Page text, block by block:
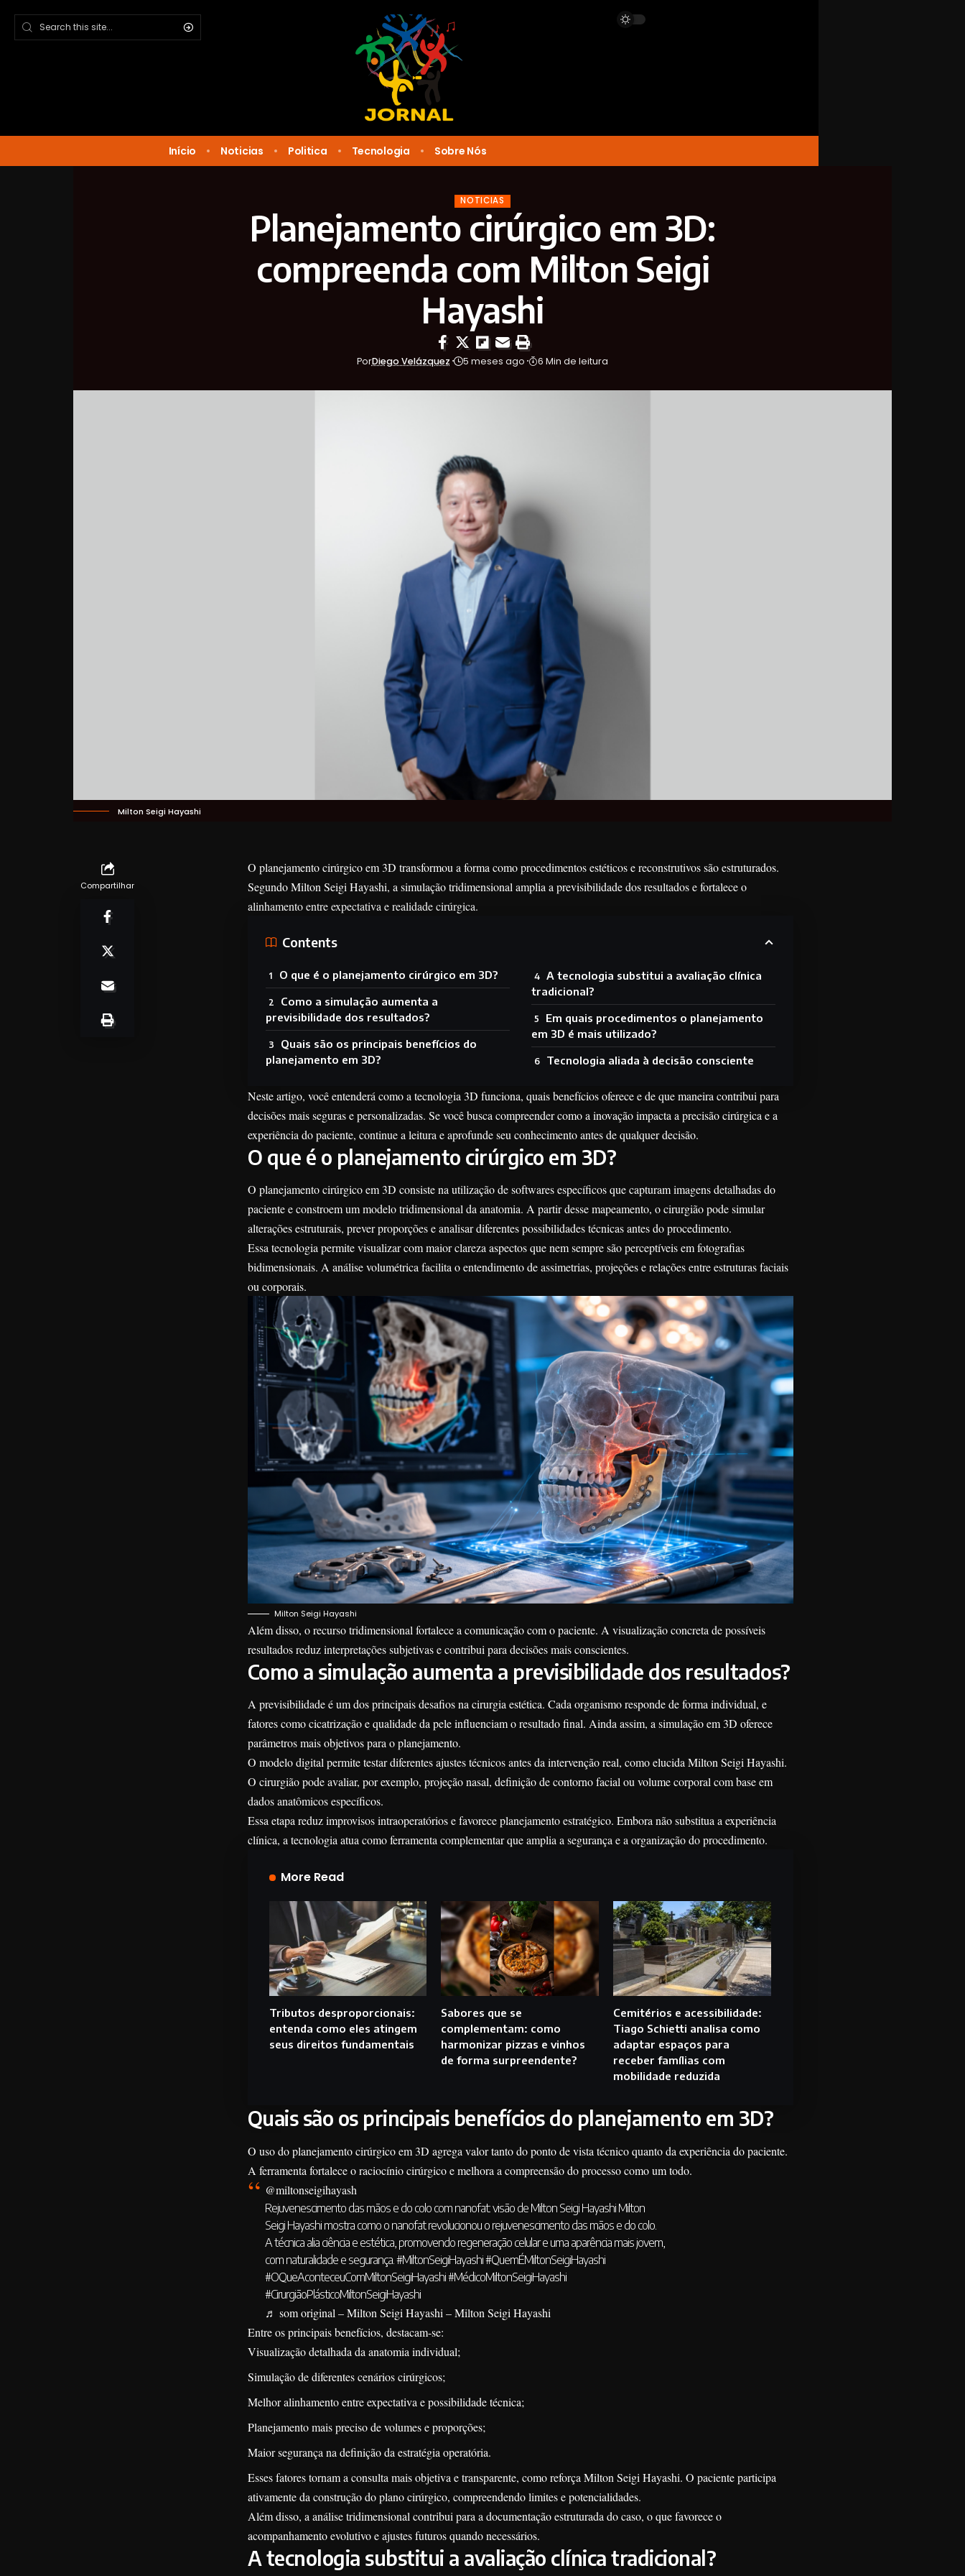
Início Noticias Politica Tecnologia Sobre Nós
NOTICIAS
Planejamento cirúrgico em 3D:
compreenda com Milton Seigi
Hayashi
PorDiego Velázquez 5 meses ago 6 Min de leitura
Milton Seigi Hayashi
Compartilhar
O planejamento cirúrgico em 3D transformou a forma como procedimentos estéticos e reconstrutivos são estruturados.
Segundo Milton Seigi Hayashi, a simulação tridimensional amplia a previsibilidade dos resultados e fortalece o
alinhamento entre expectativa e realidade cirúrgica.
Contents
O que é o planejamento cirúrgico em 3D?
Como a simulação aumenta a
previsibilidade dos resultados?
Quais são os principais benefícios do
planejamento em 3D?
A tecnologia substitui a avaliação clínica
tradicional?
Em quais procedimentos o planejamento
em 3D é mais utilizado?
Tecnologia aliada à decisão consciente
Neste artigo, você entenderá como a tecnologia 3D funciona, quais benefícios oferece e de que maneira contribui para
decisões mais seguras e personalizadas. Se você busca compreender como a inovação impacta a precisão cirúrgica e a
experiência do paciente, continue a leitura e aprofunde seu conhecimento antes de qualquer decisão.
O que é o planejamento cirúrgico em 3D?
O planejamento cirúrgico em 3D consiste na utilização de softwares específicos que capturam imagens detalhadas do
paciente e constroem um modelo tridimensional da anatomia. A partir desse mapeamento, o cirurgião pode simular
alterações estruturais, prever proporções e analisar diferentes possibilidades técnicas antes do procedimento.
Essa tecnologia permite visualizar com maior clareza aspectos que nem sempre são perceptíveis em fotografias
bidimensionais. A análise volumétrica facilita o entendimento de assimetrias, projeções e relações entre estruturas faciais
ou corporais.
Milton Seigi Hayashi
Além disso, o recurso tridimensional fortalece a comunicação com o paciente. A visualização concreta de possíveis
resultados reduz interpretações subjetivas e contribui para decisões mais conscientes.
Como a simulação aumenta a previsibilidade dos resultados?
A previsibilidade é um dos principais desafios na cirurgia estética. Cada organismo responde de forma individual, e
fatores como cicatrização e qualidade da pele influenciam o resultado final. Ainda assim, a simulação em 3D oferece
parâmetros mais objetivos para o planejamento.
O modelo digital permite testar diferentes ajustes técnicos antes da intervenção real, como elucida Milton Seigi Hayashi.
O cirurgião pode avaliar, por exemplo, projeção nasal, definição de contorno facial ou volume corporal com base em
dados anatômicos específicos.
Essa etapa reduz improvisos intraoperatórios e favorece planejamento estratégico. Embora não substitua a experiência
clínica, a tecnologia atua como ferramenta complementar que amplia a segurança e a organização do procedimento.
More Read
Tributos desproporcionais:
entenda como eles atingem
seus direitos fundamentais
Sabores que se
complementam: como
harmonizar pizzas e vinhos
de forma surpreendente?
Cemitérios e acessibilidade:
Tiago Schietti analisa como
adaptar espaços para
receber famílias com
mobilidade reduzida
Quais são os principais benefícios do planejamento em 3D?
O uso do planejamento cirúrgico em 3D agrega valor tanto do ponto de vista técnico quanto da experiência do paciente.
A ferramenta fortalece o raciocínio cirúrgico e melhora a compreensão do processo como um todo.
@miltonseigihayash
Rejuvenescimento das mãos e do colo com nanofat: visão de Milton Seigi Hayashi Milton
Seigi Hayashi mostra como o nanofat revolucionou o rejuvenescimento das mãos e do colo.
A técnica alia ciência e estética, promovendo regeneração celular e uma aparência mais jovem,
com naturalidade e segurança. #MiltonSeigiHayashi#QuemÉMiltonSeigiHayashi
#OQueAconteceuComMiltonSeigiHayashi#MédicoMiltonSeigiHayashi
#CirurgiãoPlásticoMiltonSeigiHayashi
♬ som original – Milton Seigi Hayashi – Milton Seigi Hayashi
Entre os principais benefícios, destacam-se:
Visualização detalhada da anatomia individual;
Simulação de diferentes cenários cirúrgicos;
Melhor alinhamento entre expectativa e possibilidade técnica;
Planejamento mais preciso de volumes e proporções;
Maior segurança na definição da estratégia operatória.
Esses fatores tornam a consulta mais objetiva e transparente, como reforça Milton Seigi Hayashi. O paciente participa
ativamente da construção do plano cirúrgico, compreendendo limites e potencialidades.
Além disso, a análise tridimensional contribui para a documentação estruturada do caso, o que favorece o
acompanhamento evolutivo e ajustes futuros quando necessários.
A tecnologia substitui a avaliação clínica tradicional?